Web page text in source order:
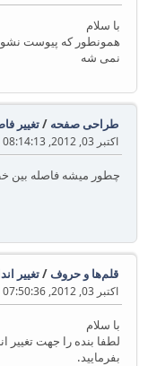
با سلام
همونطور که پیوست
نمی شه
طراحی صفحه /تغییر
اکتبر 03, 2012, 08:14:13 بعد از ظهر
چطور میشه فاصله بین
قلم‌ها و حروف/تغییر
اکتبر 03, 2012, 07:50:36 بعد از ظهر
با سلام
لطفا بنده را جهت تغییر
بفرمایید.